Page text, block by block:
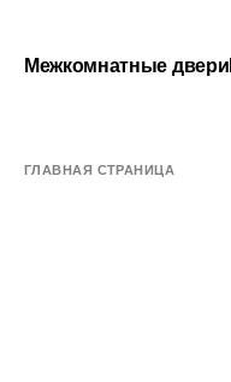
Межкомнатные двери
ГЛАВНАЯ СТРАНИЦА